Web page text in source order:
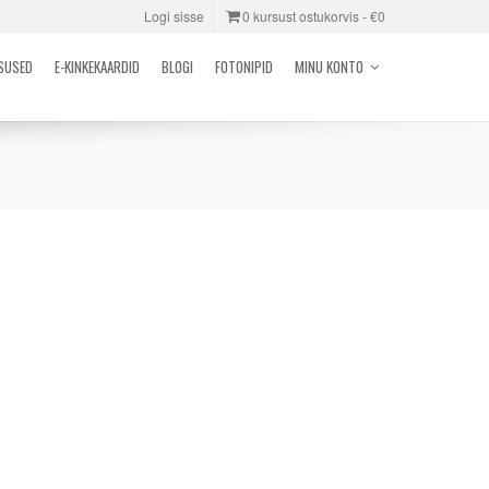
Logi sisse 0 kursust ostukorvis -€0
E-KINKEKAARDID BLOGI FOTONIPID MINU KONTO